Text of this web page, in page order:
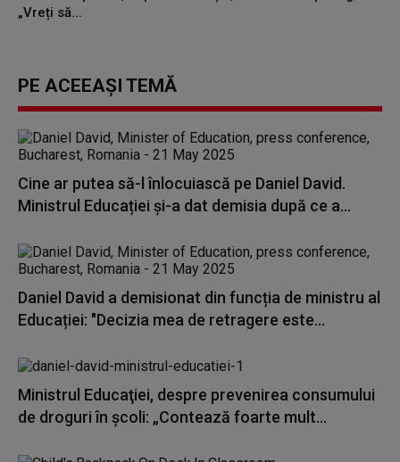
„Vreți să...
PE ACEEAȘI TEMĂ
Cine ar putea să-l înlocuiască pe Daniel David.
Ministrul Educației și-a dat demisia după ce a...
Daniel David a demisionat din funcția de ministru al
Educației: "Decizia mea de retragere este...
Ministrul Educaţiei, despre prevenirea consumului
de droguri în şcoli: „Contează foarte mult...